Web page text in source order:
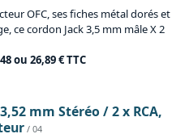
OFC, ses fiches métal dorés et
ce cordon Jack 3,5 mm mâle X 2
ou 26,89 € TTC
mm Stéréo / 2 x RCA,
/ 04